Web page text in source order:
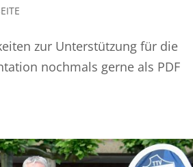
zur Unterstützung für die
nochmals gerne als PDF